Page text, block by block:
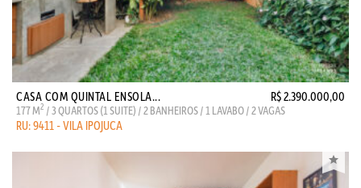
CASA COM QUINTAL ENSOLA... R$ 2.390.000,00
177 M2 / 3 QUARTOS (1 SUITE) / 2 BANHEIROS / 1 LAVABO / 2 VAGAS
RU: 9411 - VILA IPOJUCA